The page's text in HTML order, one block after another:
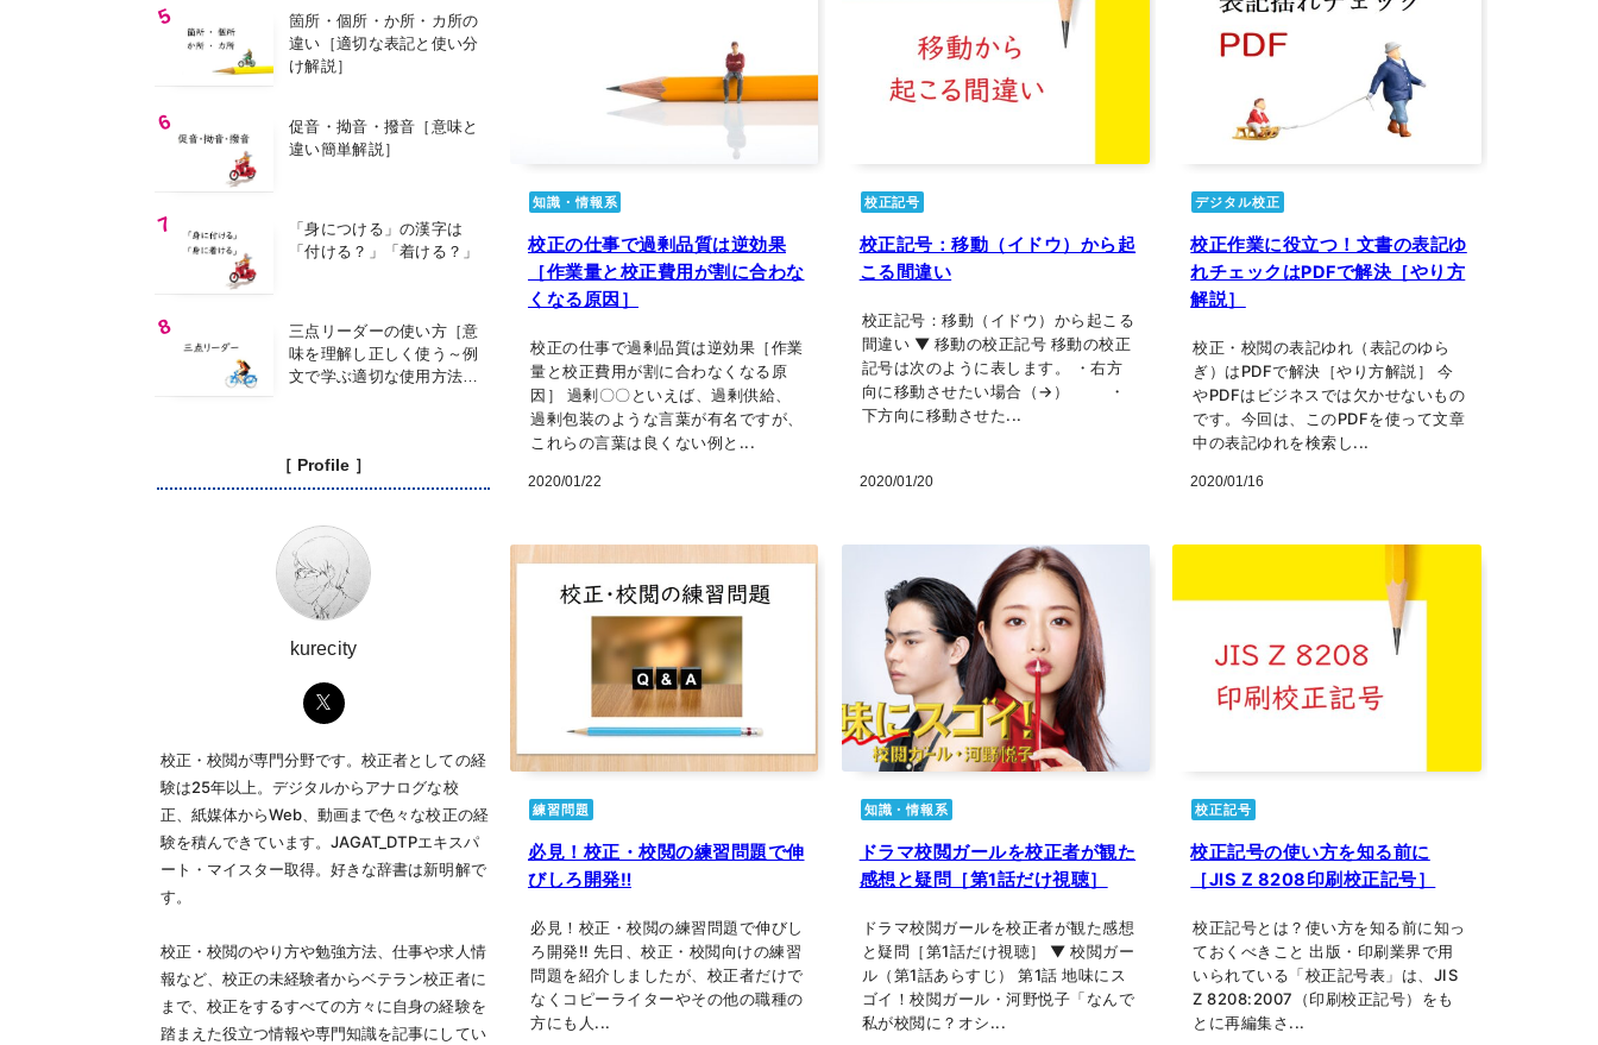
知識・情報系
校正の仕事で過剰品質は逆効果
［作業量と校正費用が割に合わな
くなる原因］
校正の仕事で過剰品質は逆効果［作業
量と校正費用が割に合わなくなる原
因］ 過剰〇〇といえば、過剰供給、
過剰包装のような言葉が有名ですが、
これらの言葉は良くない例と...
2020/01/22
校正記号
校正記号：移動（イドウ）から起
こる間違い
校正記号：移動（イドウ）から起こる
間違い ▼ 移動の校正記号 移動の校正
記号は次のように表します。 ・右方
向に移動させたい場合（→） ・
下方向に移動させた...
2020/01/20
デジタル校正
校正作業に役立つ！文書の表記ゆ
れチェックはPDFで解決［やり方
解説］
校正・校閲の表記ゆれ（表記のゆら
ぎ）はPDFで解決［やり方解説］ 今
やPDFはビジネスでは欠かせないもの
です。今回は、このPDFを使って文章
中の表記ゆれを検索し...
2020/01/16
練習問題
必見！校正・校閲の練習問題で伸
びしろ開発‼
必見！校正・校閲の練習問題で伸びし
ろ開発‼ 先日、校正・校閲向けの練習
問題を紹介しましたが、校正者だけで
なくコピーライターやその他の職種の
方にも人...
知識・情報系
ドラマ校閲ガールを校正者が観た
感想と疑問［第1話だけ視聴］
ドラマ校閲ガールを校正者が観た感想
と疑問［第1話だけ視聴］ ▼ 校閲ガー
ル（第1話あらすじ） 第1話 地味にス
ゴイ！校閲ガール・河野悦子「なんで
私が校閲に？オシ...
校正記号
校正記号の使い方を知る前に
［JIS Z 8208印刷校正記号］
校正記号とは？使い方を知る前に知っ
ておくべきこと 出版・印刷業界で用
いられている「校正記号表」は、JIS
Z 8208:2007（印刷校正記号）をも
とに再編集さ...
箇所・個所・か所・カ所の
違い［適切な表記と使い分
け解説］
促音・拗音・撥音［意味と
違い簡単解説］
「身につける」の漢字は
「付ける？」「着ける？」
三点リーダーの使い方［意
味を理解し正しく使う～例
文で学ぶ適切な使用方法
［ Profile ］
kurecity
校正・校閲が専門分野です。校正者としての経
験は25年以上。デジタルからアナログな校
正、紙媒体からWeb、動画まで色々な校正の経
験を積んできています。JAGAT_DTPエキスパ
ート・マイスター取得。好きな辞書は新明解で
す。
校正・校閲のやり方や勉強方法、仕事や求人情
報など、校正の未経験者からベテラン校正者に
まで、校正をするすべての方々に自身の経験を
踏まえた役立つ情報や専門知識を記事にしてい